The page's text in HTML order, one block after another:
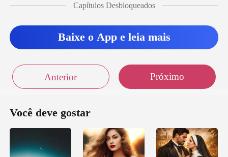
Capítulos Desbloqueados
Baixe o App e leia mais
Anterior Próximo
Você deve gostar